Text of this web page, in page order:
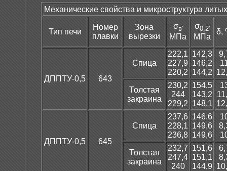
Механические свойства и микроструктура
Тип печи
Номер
плавки
Зона
вырезки
σв'
МПа
σ0,2'
МПа
δ,
ДППТУ-0,5 643
Спица
222,1
227,9
220,2
142,3
146,2
144,2
Толстая
закраина
230,2
244
229,2
154,5
143,2
148,1
ДППТУ-0,5 645
Спица
237,6
228,1
236,8
146,6
149,6
149,6
Толстая
закраина
232,7
247,4
240
151,6
151,1
144,9